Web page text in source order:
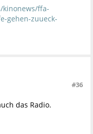
ffa-
gehen-zuueck-
#36
das Radio.